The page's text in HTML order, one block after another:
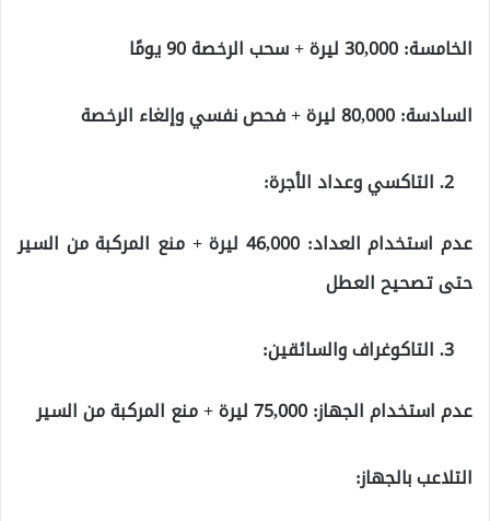
الخامسة: 30,000 ليرة + سحب الرخصة 90 يومًا
السادسة: 80,000 ليرة + فحص نفسي وإلغاء الرخصة
التاكسي وعداد الأجرة:
عدم استخدام العداد: 46,000 ليرة + منع المركبة من السير
حتى تصحيح العطل
التاكوغراف والسائقين:
عدم استخدام الجهاز: 75,000 ليرة + منع المركبة من السير
التلاعب بالجهاز: